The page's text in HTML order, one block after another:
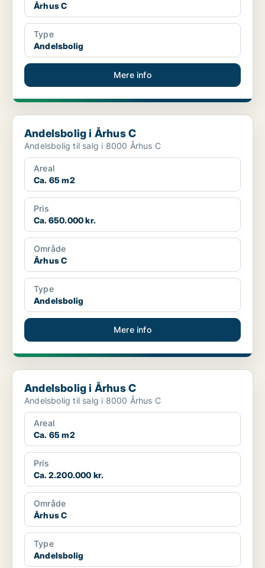
Århus C
Type
Andelsbolig
Mere info
Andelsbolig i Århus C
Andelsbolig i Århus C
Andelsbolig til salg i 8000 Århus C
Areal
Ca. 65 m2
Pris
Ca. 650.000 kr.
Område
Århus C
Type
Andelsbolig
Mere info
Andelsbolig i Århus C
Andelsbolig i Århus C
Andelsbolig til salg i 8000 Århus C
Areal
Ca. 65 m2
Pris
Ca. 2.200.000 kr.
Område
Århus C
Type
Andelsbolig